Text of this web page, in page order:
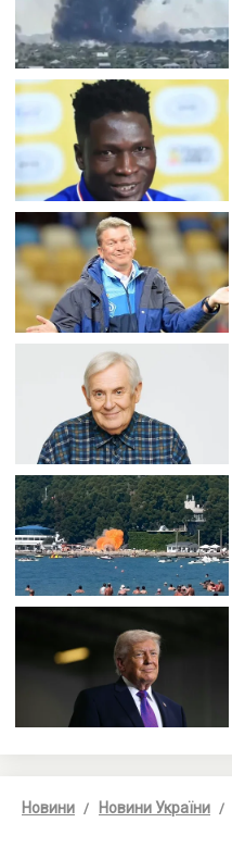
Новини Новини України